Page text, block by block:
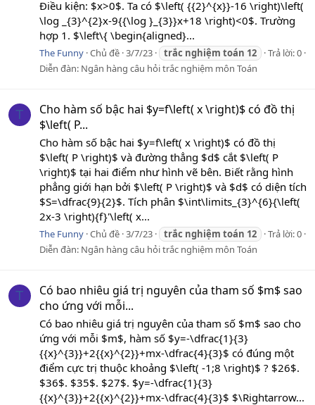
Điều kiện: $x>0$. Ta có $\left( {{2}^{x}}-16 \right)\left(
\log _{3}^{2}x-9{{\log }_{3}}x+18 \right)<0$. Trường
hợp 1. $\left\{ \begin{aligned}...
The Funny Chủ đề 3/7/23 trắc nghiệm toán 12
Trả lời: 0
Diễn đàn: Ngân hàng câu hỏi trắc nghiệm môn Toán
T
Cho hàm số bậc hai $y=f\left( x \right)$ có đồ thị
$\left( P...
Cho hàm số bậc hai $y=f\left( x \right)$ có đồ thị
$\left( P \right)$ và đường thẳng $d$ cắt $\left( P
\right)$ tại hai điểm như hình vẽ bên. Biết rằng hình
phẳng giới hạn bởi $\left( P \right)$ và $d$ có diện tích
$S=\dfrac{9}{2}$. Tích phân $\int\limits_{3}^{6}{\left(
2x-3 \right){f}'\left( x...
The Funny Chủ đề 3/7/23 trắc nghiệm toán 12
Trả lời: 0
Diễn đàn: Ngân hàng câu hỏi trắc nghiệm môn Toán
T
Có bao nhiêu giá trị nguyên của tham số $m$ sao
cho ứng với mỗi...
Có bao nhiêu giá trị nguyên của tham số $m$ sao cho
ứng với mỗi $m$, hàm số $y=-\dfrac{1}{3}
{{x}^{3}}+2{{x}^{2}}+mx-\dfrac{4}{3}$ có đúng một
điểm cực trị thuộc khoảng $\left( -1;8 \right)$ ? $26$.
$36$. $35$. $27$. $y=-\dfrac{1}{3}
{{x}^{3}}+2{{x}^{2}}+mx-\dfrac{4}{3}$ $\Rightarrow...